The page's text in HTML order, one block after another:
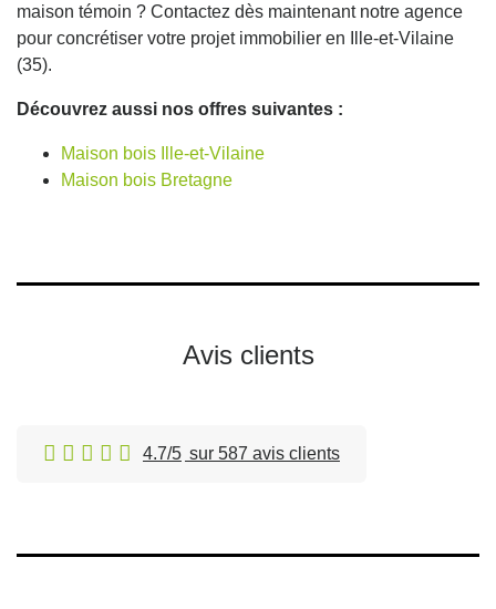
maison témoin ? Contactez dès maintenant notre agence
pour concrétiser votre projet immobilier en Ille-et-Vilaine
(35).
Découvrez aussi nos offres suivantes :
Maison bois Ille-et-Vilaine
Maison bois Bretagne
Avis clients
4.7/5 sur 587 avis clients